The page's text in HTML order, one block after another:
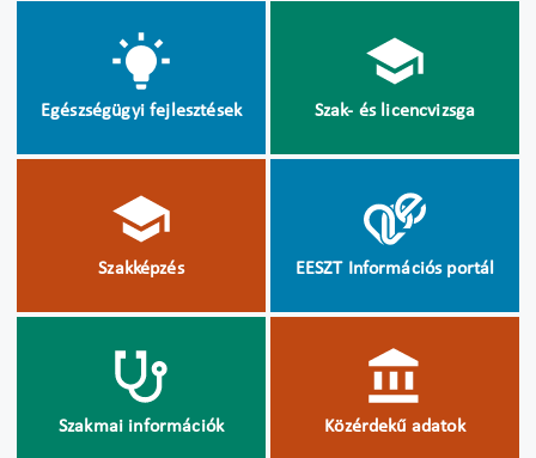
Egészségügyi fejlesztések Szak- és licencvizsga
Szakképzés EESZT Információs portál
Szakmai információk Közérdekű adatok